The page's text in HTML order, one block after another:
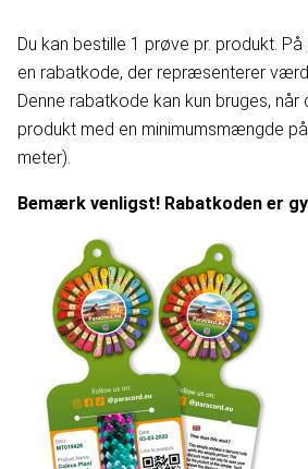
Du kan bestille 1 prøve pr. produkt.
en rabatkode, der repræsenterer
Denne rabatkode kan kun bruges, når
produkt med en minimumsmængde
meter).
Bemærk venligst! Rabatkoden er